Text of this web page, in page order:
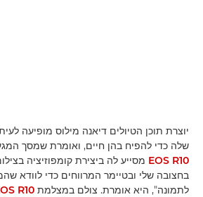
יוצרת תוכן הטיולים דיאנה מילוס מופיעה
שלה כדי להפיח בהן חיים, ואומרת שמסך
EOS R10 מסייע לה ביצירת קומפוזיציה
בחצובה שלי ובטיימר המרווחים כדי לוודא
לתמונה", היא אומרת. צולם במצלמת R10